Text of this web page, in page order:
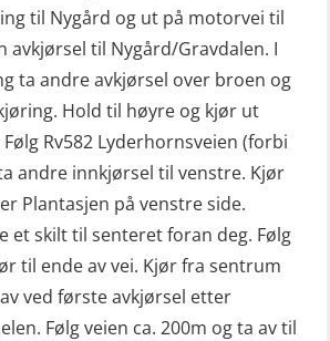
konvertering til FF48 inkl.
sliskelivbåt repetisjon
sliskestuplivbåt –
(OSE129)
Bord (hurtiggående) liten
– grunnleggende
til Nygård og ut på motorvei til
avkjørsel til Nygård/Gravdalen. I
ta andre avkjørsel over broen og
Hold til høyre og kjør ut
Rv582 Lyderhornsveien (forbi
andre innkjørsel til venstre. Kjør
Plantasjen på venstre side.
et skilt til senteret foran deg. Følg
til ende av vei. Kjør fra sentrum
ved første avkjørsel etter
Følg veien ca. 200m og ta av til